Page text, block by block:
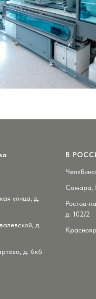
улица, д.
д.
д. 6к6
В
Самара,
Ростов-
д. 102/2